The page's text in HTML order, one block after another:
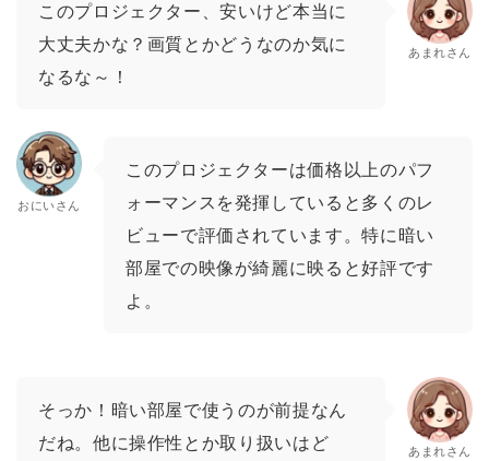
このプロジェクター、安いけど本当に
大丈夫かな？画質とかどうなのか気に
なるな～！
あまれさん
おにいさん
このプロジェクターは価格以上のパフ
ォーマンスを発揮していると多くのレ
ビューで評価されています。特に暗い
部屋での映像が綺麗に映ると好評です
よ。
そっか！暗い部屋で使うのが前提なん
だね。他に操作性とか取り扱いはど
あまれさん